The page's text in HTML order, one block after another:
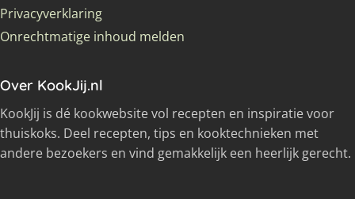
Privacyverklaring
Onrechtmatige inhoud melden
Over KookJij.nl
KookJij is dé kookwebsite vol recepten en inspiratie voor
thuiskoks. Deel recepten, tips en kooktechnieken met
andere bezoekers en vind gemakkelijk een heerlijk gerecht.